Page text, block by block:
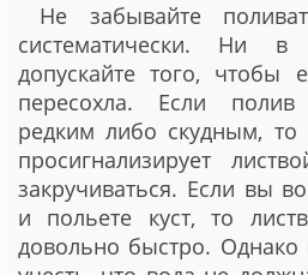
Не забывайте
систематически. Ни
допускайте того, чтобы
пересохла. Если
редким либо скудным, то
просигнализирует
закручиваться. Если вы
и польете куст, то
довольно быстро. Однако